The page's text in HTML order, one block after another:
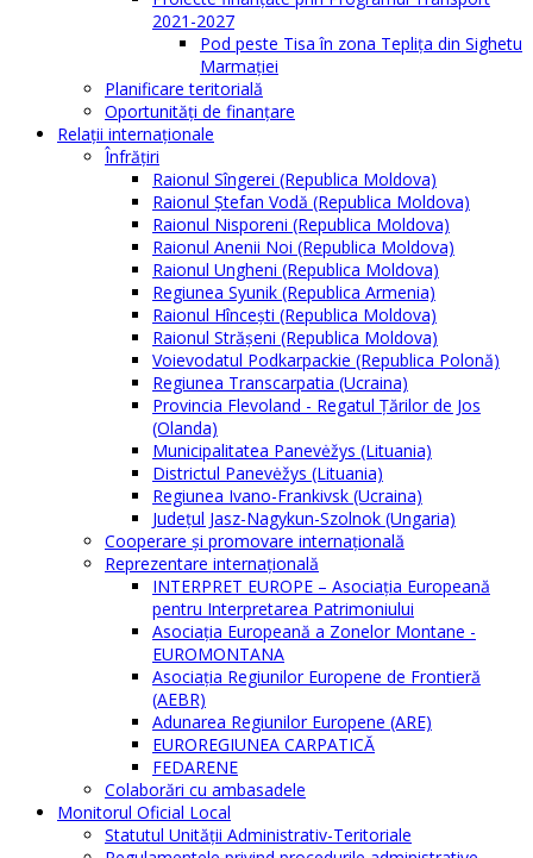
2021-2027
Pod peste Tisa în zona Teplița din Sighetu
Marmației
Planificare teritorială
Oportunităţi de finanţare
Relaţii internaţionale
Înfrăţiri
Raionul Sîngerei (Republica Moldova)
Raionul Ștefan Vodă (Republica Moldova)
Raionul Nisporeni (Republica Moldova)
Raionul Anenii Noi (Republica Moldova)
Raionul Ungheni (Republica Moldova)
Regiunea Syunik (Republica Armenia)
Raionul Hîncești (Republica Moldova)
Raionul Străşeni (Republica Moldova)
Voievodatul Podkarpackie (Republica Polonă)
Regiunea Transcarpatia (Ucraina)
Provincia Flevoland - Regatul Ţărilor de Jos
(Olanda)
Municipalitatea Panevėžys (Lituania)
Districtul Panevėžys (Lituania)
Regiunea Ivano-Frankivsk (Ucraina)
Judeţul Jasz-Nagykun-Szolnok (Ungaria)
Cooperare şi promovare internaţională
Reprezentare internaţională
INTERPRET EUROPE – Asociația Europeană
pentru Interpretarea Patrimoniului
Asociația Europeană a Zonelor Montane -
EUROMONTANA
Asociația Regiunilor Europene de Frontieră
(AEBR)
Adunarea Regiunilor Europene (ARE)
EUROREGIUNEA CARPATICĂ
FEDARENE
Colaborări cu ambasadele
Monitorul Oficial Local
Statutul Unităţii Administrativ-Teritoriale